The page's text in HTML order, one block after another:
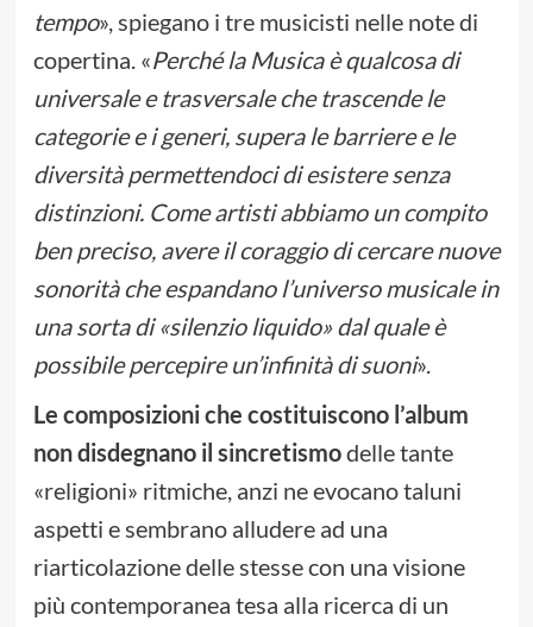
tempo», spiegano i tre musicisti nelle note di
copertina. «Perché la Musica è qualcosa di
universale e trasversale che trascende le
categorie e i generi, supera le barriere e le
diversità permettendoci di esistere senza
distinzioni. Come artisti abbiamo un compito
ben preciso, avere il coraggio di cercare nuove
sonorità che espandano l’universo musicale in
una sorta di «silenzio liquido» dal quale è
possibile percepire un’infinità di suoni».
Le composizioni che costituiscono l’album
non disdegnano il sincretismodelle tante
«religioni» ritmiche, anzi ne evocano taluni
aspetti e sembrano alludere ad una
riarticolazione delle stesse con una visione
più contemporanea tesa alla ricerca di un